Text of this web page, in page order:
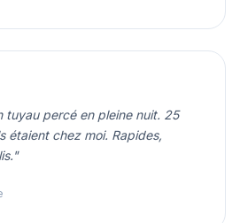
tuyau percé en pleine nuit. 25
étaient chez moi. Rapides,